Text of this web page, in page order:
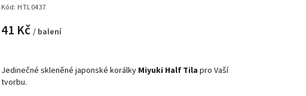
Kód: HTL0437
41 Kč / balení
Jedinečné skleněné japonské korálky Miyuki Half Tila pro Vaší
tvorbu.